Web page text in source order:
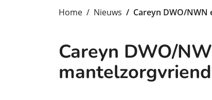
Home Nieuws Careyn DWO/
Careyn DWO/